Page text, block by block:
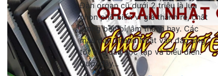
Đàn organ cũ dưới 2 triệu là lựa
chọn phổ biến vì giá thành rẻ, chất
lượng bền bỉ, âm thanh hay. Các
mẫu đàn 2hand Nhật vẫn đáp ứng
tốt nhu cầu học tập và biểu diễn.
Dưới đây...